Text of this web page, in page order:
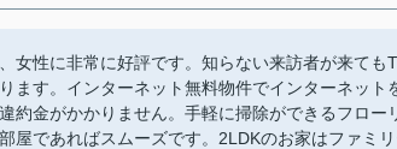
女性に非常に好評です。知らない来訪者が来て
ます。インターネット無料物件でインターネッ
約金がかかりません。手軽に掃除ができるフロ
屋であればスムーズです。2LDKのお家はファミ